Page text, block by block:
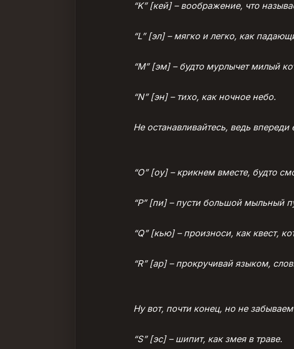
“K” [кей] – воображение, что
“L” [эл] – мягко и легко, как
“M” [эм] – будто мурлычет милый
“N” [эн] – тихо, как ночное небо.
Не останавливайтесь, ведь
“O” [оу] – крикнем вместе, будто
“P” [пи] – пусти большой мыльный
“Q” [кью] – произноси, как квест,
“R” [ар] – прокручивай языком,
Ну вот, почти конец, но не
“S” [эс] – шипит, как змея в траве.